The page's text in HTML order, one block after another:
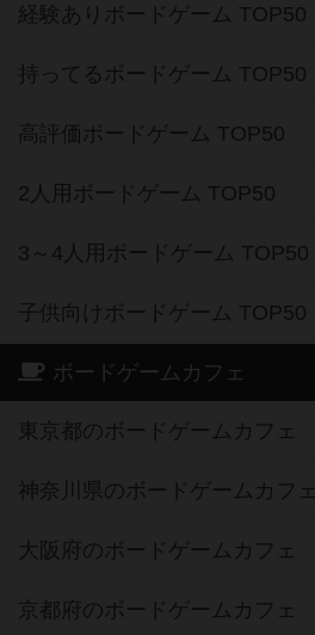
経験ありボードゲーム TOP50
持ってるボードゲーム TOP50
高評価ボードゲーム TOP50
2人用ボードゲーム TOP50
3～4人用ボードゲーム TOP50
子供向けボードゲーム TOP50
ボードゲームカフェ
東京都のボードゲームカフェ
神奈川県のボードゲームカフェ
大阪府のボードゲームカフェ
京都府のボードゲームカフェ